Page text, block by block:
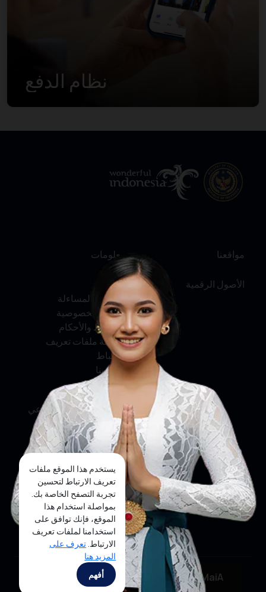
MaiA
يستخدم هذا الموقع ملفات
تعريف الارتباط لتحسين
تجربة التصفح الخاصة بك.
بمواصلة استخدام هذا
الموقع، فإنك توافق على
استخدامنا لملفات تعريف
الارتباط.تعرف على
المزيد هنا
أفهم
نظام الدفع
مواقعنا
الأصول الرقمية
معلومات
عنّا
الخدمة والمساءلة
سياسة الخصوصية
الشروط والأحكام
سياسة ملفات تعريف
الارتباط
اتصل بنا
وسائل التواصل الاجتماعي
فيسبوك
إنستجرام
يوتيوب
تيك توك
Copyright ©2025 Ministry of Tourism, Republic of
Indonesia